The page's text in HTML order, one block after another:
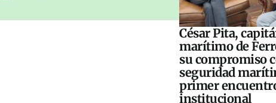
César Pita,
marítimo de
su compromiso
seguridad
primer
institucional